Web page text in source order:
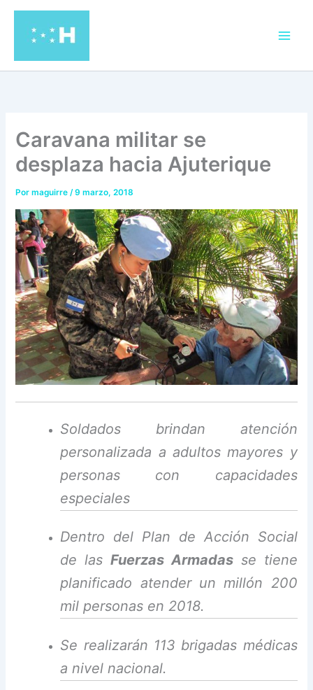
contenido
Caravana militar se
desplaza hacia Ajuterique
Pormaguirre/9 marzo, 2018
Soldados brindan atención
personalizada a adultos mayores y
personas con capacidades
especiales
Dentro del Plan de Acción Social
de las Fuerzas Armadasse tiene
planificado atender un millón 200
mil personas en 2018.
Se realizarán 113 brigadas médicas
a nivel nacional.